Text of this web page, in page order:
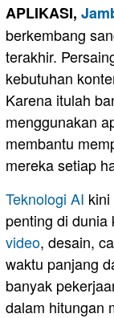
APLIKASI,
berkembang
terakhir.
kebutuhan
Karena itulah
menggunakan
membantu
mereka setiap
Teknologi AI
penting di
video, desain,
waktu panjang
banyak
dalam hitungan